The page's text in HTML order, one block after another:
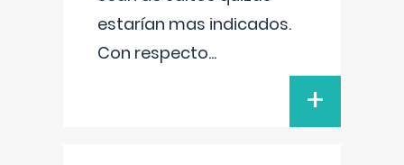
estarían mas indicados.
Con respecto...
+